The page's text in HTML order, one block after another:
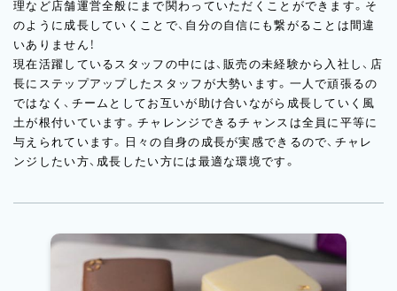
理など店舗運営全般にまで関わっていただくことができます。そ
のように成長していくことで、自分の自信にも繋がることは間違
いありません！
現在活躍しているスタッフの中には、販売の未経験から入社し、店
長にステップアップしたスタッフが大勢います。一人で頑張るの
ではなく、チームとしてお互いが助け合いながら成長していく風
土が根付いています。チャレンジできるチャンスは全員に平等に
与えられています。日々の自身の成長が実感できるので、チャレ
ンジしたい方、成長したい方には最適な環境です。